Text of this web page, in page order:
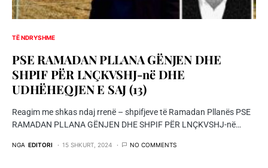
TË NDRYSHME
PSE RAMADAN PLLANA GËNJEN DHE
SHPIF PËR LNÇKVSHJ-në DHE
UDHËHEQJEN E SAJ (13)
Reagim me shkas ndaj rrenë – shpifjeve të Ramadan Pllanës PSE
RAMADAN PLLANA GËNJEN DHE SHPIF PËR LNÇKVSHJ-në…
NGA EDITORI 15 SHKURT, 2024 NO COMMENTS